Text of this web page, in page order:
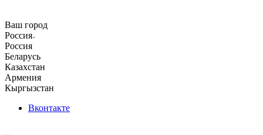
Ваш город
Россия
Россия
Беларусь
Казахстан
Армения
Кыргызстан
Вконтакте